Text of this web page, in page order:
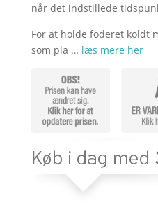
når det indstillede
For at holde foderet koldt
som pla … læs mere her